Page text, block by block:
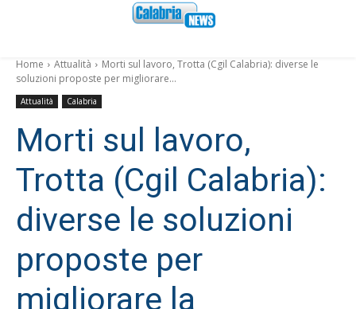
Home Attualità
Morti sul lavoro, Trotta (Cgil Calabria): diverse le
soluzioni proposte per migliorare...
Attualità Calabria
Morti sul lavoro,
Trotta (Cgil Calabria):
diverse le soluzioni
proposte per
migliorare la